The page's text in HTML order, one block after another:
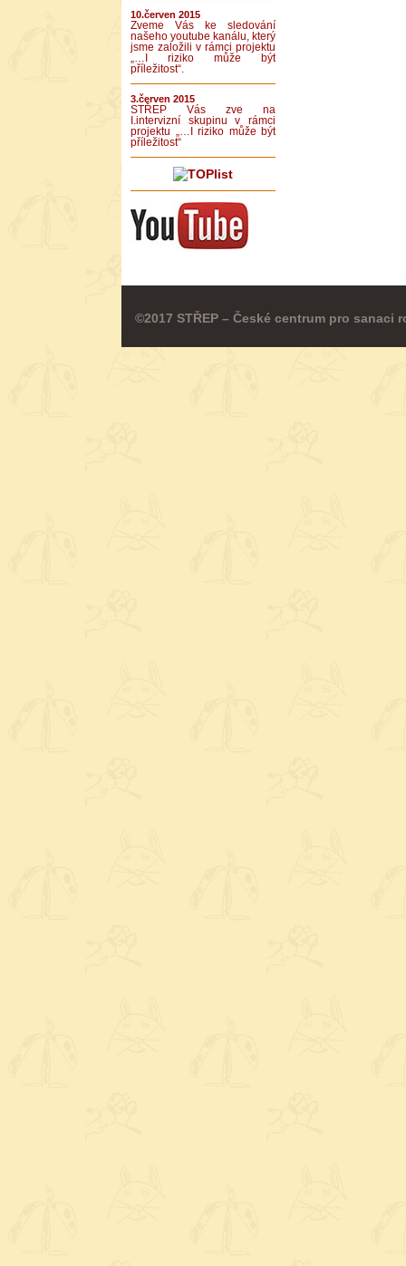
10.červen 2015
Zveme Vás ke sledování
našeho youtube kanálu, který
jsme založili v rámci projektu
„…I riziko může být
příležitost“.
3.červen 2015
STŘEP Vás zve na
I.intervizní skupinu v rámci
projektu „…I riziko může být
příležitost“
©2017 STŘEP – České centrum pro sanaci